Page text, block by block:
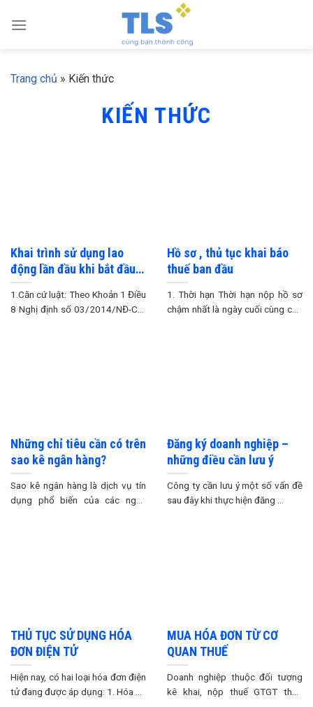
Trang chủ » Kiến thức
KIẾN THỨC
Khai trình sử dụng lao
động lần đầu khi bắt đầu
hoạt động như thế nào?
1.Căn cứ luật: Theo Khoản 1 Điều
8 Nghị định số 03/2014/NĐ-CP:
Hồ sơ , thủ tục khai báo
thuế ban đầu
1. Thời hạn Thời hạn nộp hồ sơ
chậm nhất là ngày cuối cùng của
Những chỉ tiêu cần có trên
sao kê ngân hàng?
Sao kê ngân hàng là dịch vụ tín
dụng phổ biến của các ngân
Đăng ký doanh nghiệp –
những điều cần lưu ý
Công ty cần lưu ý một số vấn đề
sau đây khi thực hiện đăng ...
THỦ TỤC SỬ DỤNG HÓA
ĐƠN ĐIỆN TỬ
Hiện nay, có hai loại hóa đơn điện
tử đang được áp dụng: 1. Hóa ...
MUA HÓA ĐƠN TỪ CƠ
QUAN THUẾ
Doanh nghiệp thuộc đối tượng
kê khai, nộp thuế GTGT theo